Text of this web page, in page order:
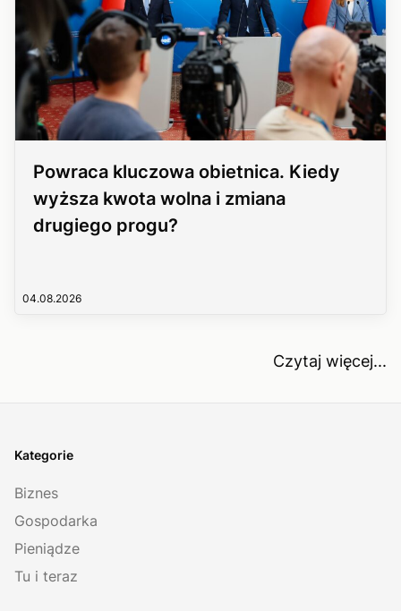
Powraca kluczowa obietnica. Kiedy
wyższa kwota wolna i zmiana
drugiego progu?
04.08.2026
Czytaj więcej...
Kategorie
Biznes
Gospodarka
Pieniądze
Tu i teraz